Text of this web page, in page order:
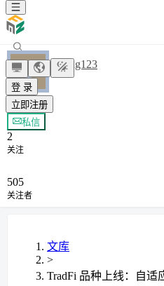
登 录
立即注册
ianzeng123
+ 关注
私信
2
关注
505
关注者
文库
>
TradFi 品种上线：自适